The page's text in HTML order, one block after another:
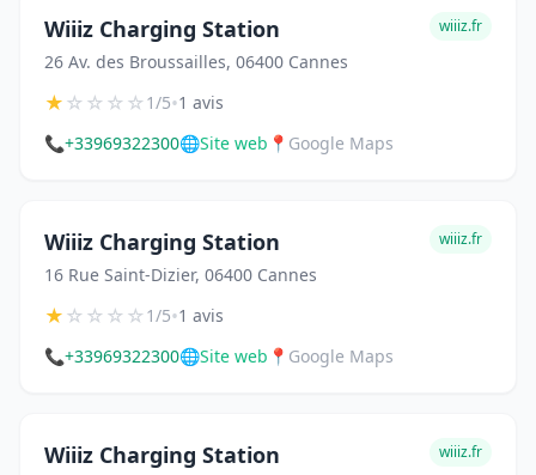
Wiiiz Charging Station
26 Av. des Broussailles, 06400 Cannes
wiiiz.fr
★☆☆☆☆1/5•1 avis
📞+33969322300🌐Site web 📍 Google Maps
Wiiiz Charging Station
16 Rue Saint-Dizier, 06400 Cannes
wiiiz.fr
★☆☆☆☆1/5•1 avis
📞+33969322300🌐Site web 📍 Google Maps
Wiiiz Charging Station wiiiz.fr